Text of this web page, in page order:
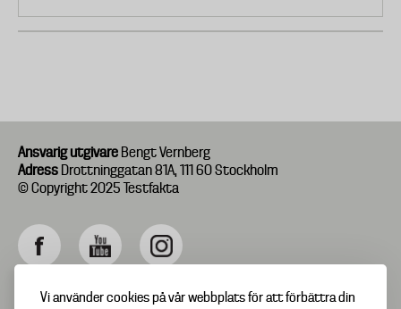
Vi använder cookies på vår webbplats för att förbättra din
Ansvarig utgivare Bengt Vernberg
Adress Drottninggatan 81A, 111 60 Stockholm
© Copyright 2025 Testfakta